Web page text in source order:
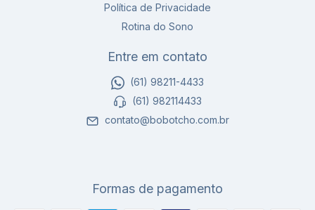
Política de Privacidade
Rotina do Sono
Entre em contato
(61) 98211-4433
(61) 982114433
contato@bobotcho.com.br
Formas de pagamento